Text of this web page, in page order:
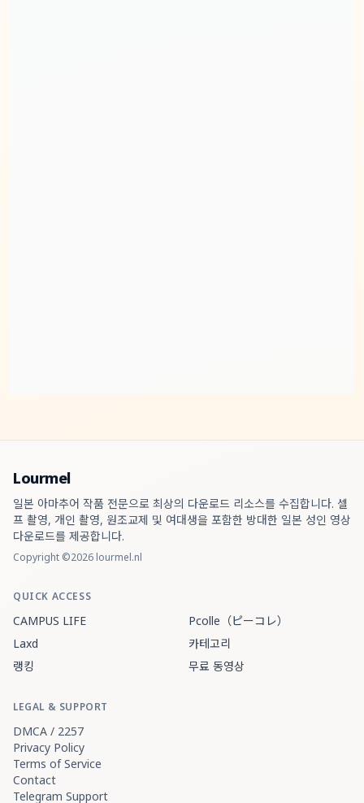
Lourmel
일본 아마추어 작품 전문으로 최상의 다운로드 리소스를 수집합니다. 셀
프 촬영, 개인 촬영, 원조교제 및 여대생을 포함한 방대한 일본 성인 영상
다운로드를 제공합니다.
Copyright ©2026 lourmel.nl
QUICK ACCESS
CAMPUS LIFE
Pcolle（ピーコレ）
Laxd
카테고리
랭킹
무료 동영상
LEGAL & SUPPORT
DMCA / 2257
Privacy Policy
Terms of Service
Contact
Telegram Support